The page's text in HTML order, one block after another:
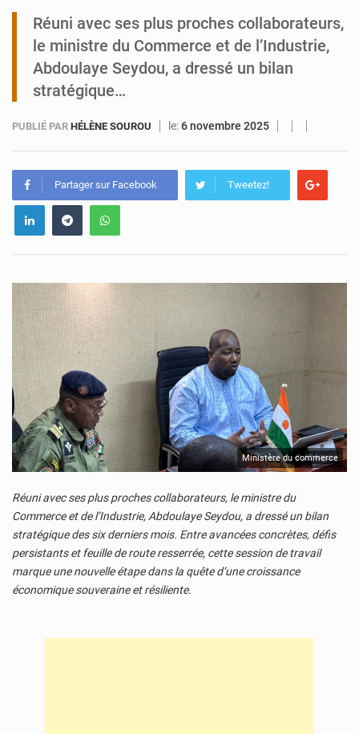
Tibiri : le dialogue, nouveau terrain de jeu pour la paix
Réuni avec ses plus proches collaborateurs,
le ministre du Commerce et de l’Industrie,
Abdoulaye Seydou, a dressé un bilan
stratégique…
PUBLIÉ PAR HÉLÈNE SOUROU le:6 novembre 2025
Partager sur Facebook Tweetez!
© JD Niger
Ministère du commerce
Réuni avec ses plus proches collaborateurs, le ministre du
Commerce et de l’Industrie, Abdoulaye Seydou, a dressé un bilan
stratégique des six derniers mois. Entre avancées concrètes, défis
persistants et feuille de route resserrée, cette session de travail
marque une nouvelle étape dans la quête d’une croissance
économique souveraine et résiliente.